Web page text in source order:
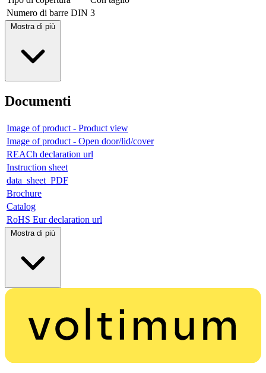
Numero di barre DIN 3
Mostra di più
Documenti
Image of product - Product view
Image of product - Open door/lid/cover
REACh declaration url
Instruction sheet
data_sheet_PDF
Brochure
Catalog
RoHS Eur declaration url
Mostra di più